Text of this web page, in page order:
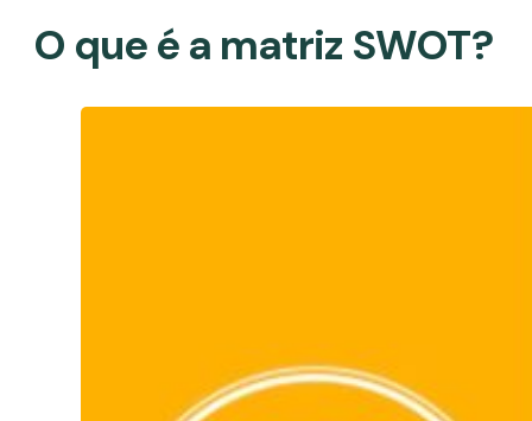
O que é a matriz SWOT?